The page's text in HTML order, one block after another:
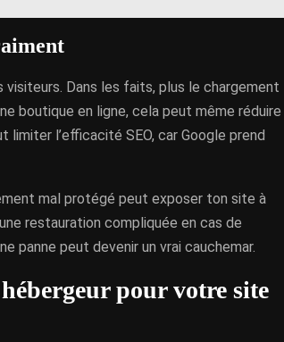
Dans les faits, plus le chargement
boutique en ligne, cela peut même réduire
limiter l’efficacité SEO, car Google prend
mal protégé peut exposer ton site à
restauration compliquée en cas de
panne peut devenir un vrai cauchemar.
pour votre site